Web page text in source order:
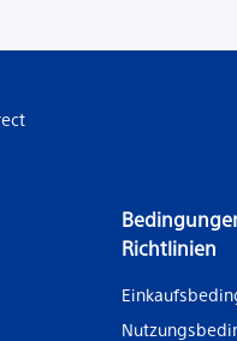
Richtlinien